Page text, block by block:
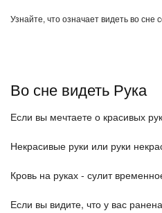
Узнайте, что означает видеть во сне
Во сне видеть Рука
Если вы мечтаете о красивых
Некрасивые руки или руки
Кровь на руках - сулит
Если вы видите, что у вас